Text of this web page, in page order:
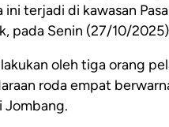
terjadi di kawasan
pada Senin (27/10/
oleh tiga orang
roda empat
Jombang.